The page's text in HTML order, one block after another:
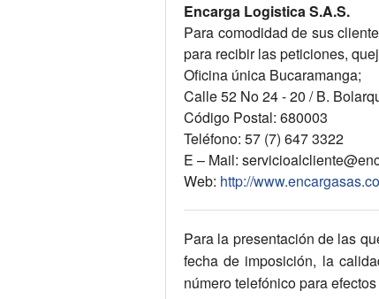
Encarga Logistica S.A.S.
Para comodidad de sus
para recibir las peticiones,
Oficina única Bucaramanga;
Calle 52 No 24 - 20 / B.
Código Postal: 680003
Teléfono: 57 (7) 647 3322
E – Mail:
Web: http://
Para la presentación de las
fecha de imposición, la
número telefónico para